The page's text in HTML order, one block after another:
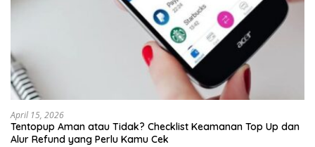
April 15, 2026
Tentopup Aman atau Tidak? Checklist Keamanan Top Up dan
Alur Refund yang Perlu Kamu Cek